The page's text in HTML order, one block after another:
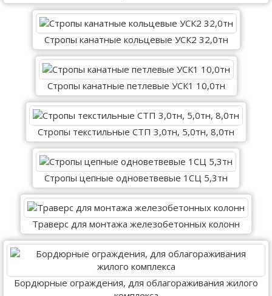
Стропы канатные кольцевые УСК2 32,0тн
Стропы канатные петлевые УСК1 10,0тн
Стропы текстильные СТП 3,0тн, 5,0тн, 8,0тн
Стропы цепные одноветвевые 1СЦ 5,3тн
Траверс для монтажа железобетонных колонн
Бордюрные ограждения, для облагораживания жилого